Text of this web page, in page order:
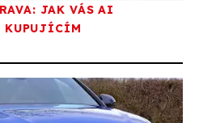
JAK VÁS AI
KUPUJÍCÍM